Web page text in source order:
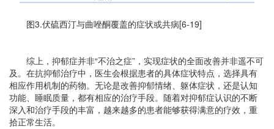
图3.伏硫西汀与曲唑酮覆盖的症状或共病[6-19]
综上，抑郁症并非“不治之症”，实现症状的全面改善并非遥不可
及。在抗抑郁治疗中，医生会根据患者的具体症状特点，选择具有
相应作用机制的药物。无论是改善抑郁情绪、躯体症状，还是认知
功能、睡眠质量，都有相应的治疗手段。随着对抑郁症认识的不断
深入和治疗手段的丰富，越来越多的患者能够获得满意的疗效，重
拾正常生活。